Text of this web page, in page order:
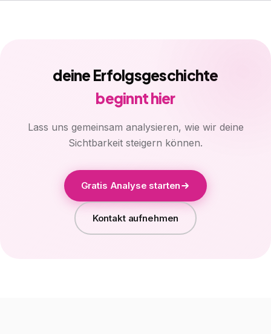
deine Erfolgsgeschichte
beginnt hier
Lass uns gemeinsam analysieren, wie wir deine
Sichtbarkeit steigern können.
Gratis Analyse starten
Kontakt aufnehmen